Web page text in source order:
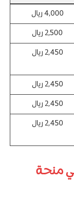
4,000 ريال
2,500 ريال
2,450 ريال
2,450 ريال
2,450 ريال
2,450 ريال
منحة